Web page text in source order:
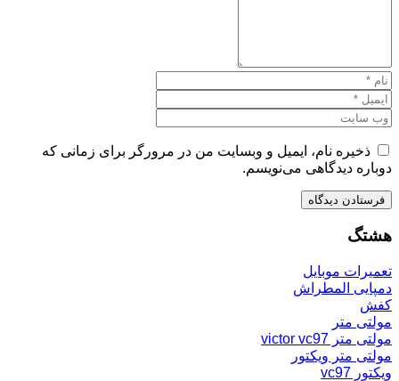
ذخیره نام، ایمیل و وبسایت من در مرورگر برای زمانی که
دوباره دیدگاهی می‌نویسم.
هشتگ
تعمیرات موبایل
دمپایی المطراش
کفش
مولتی متر
مولتی متر victor vc97
مولتی متر ویکتور
ویکتور vc97